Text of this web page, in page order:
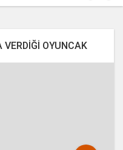
OYUNCAK